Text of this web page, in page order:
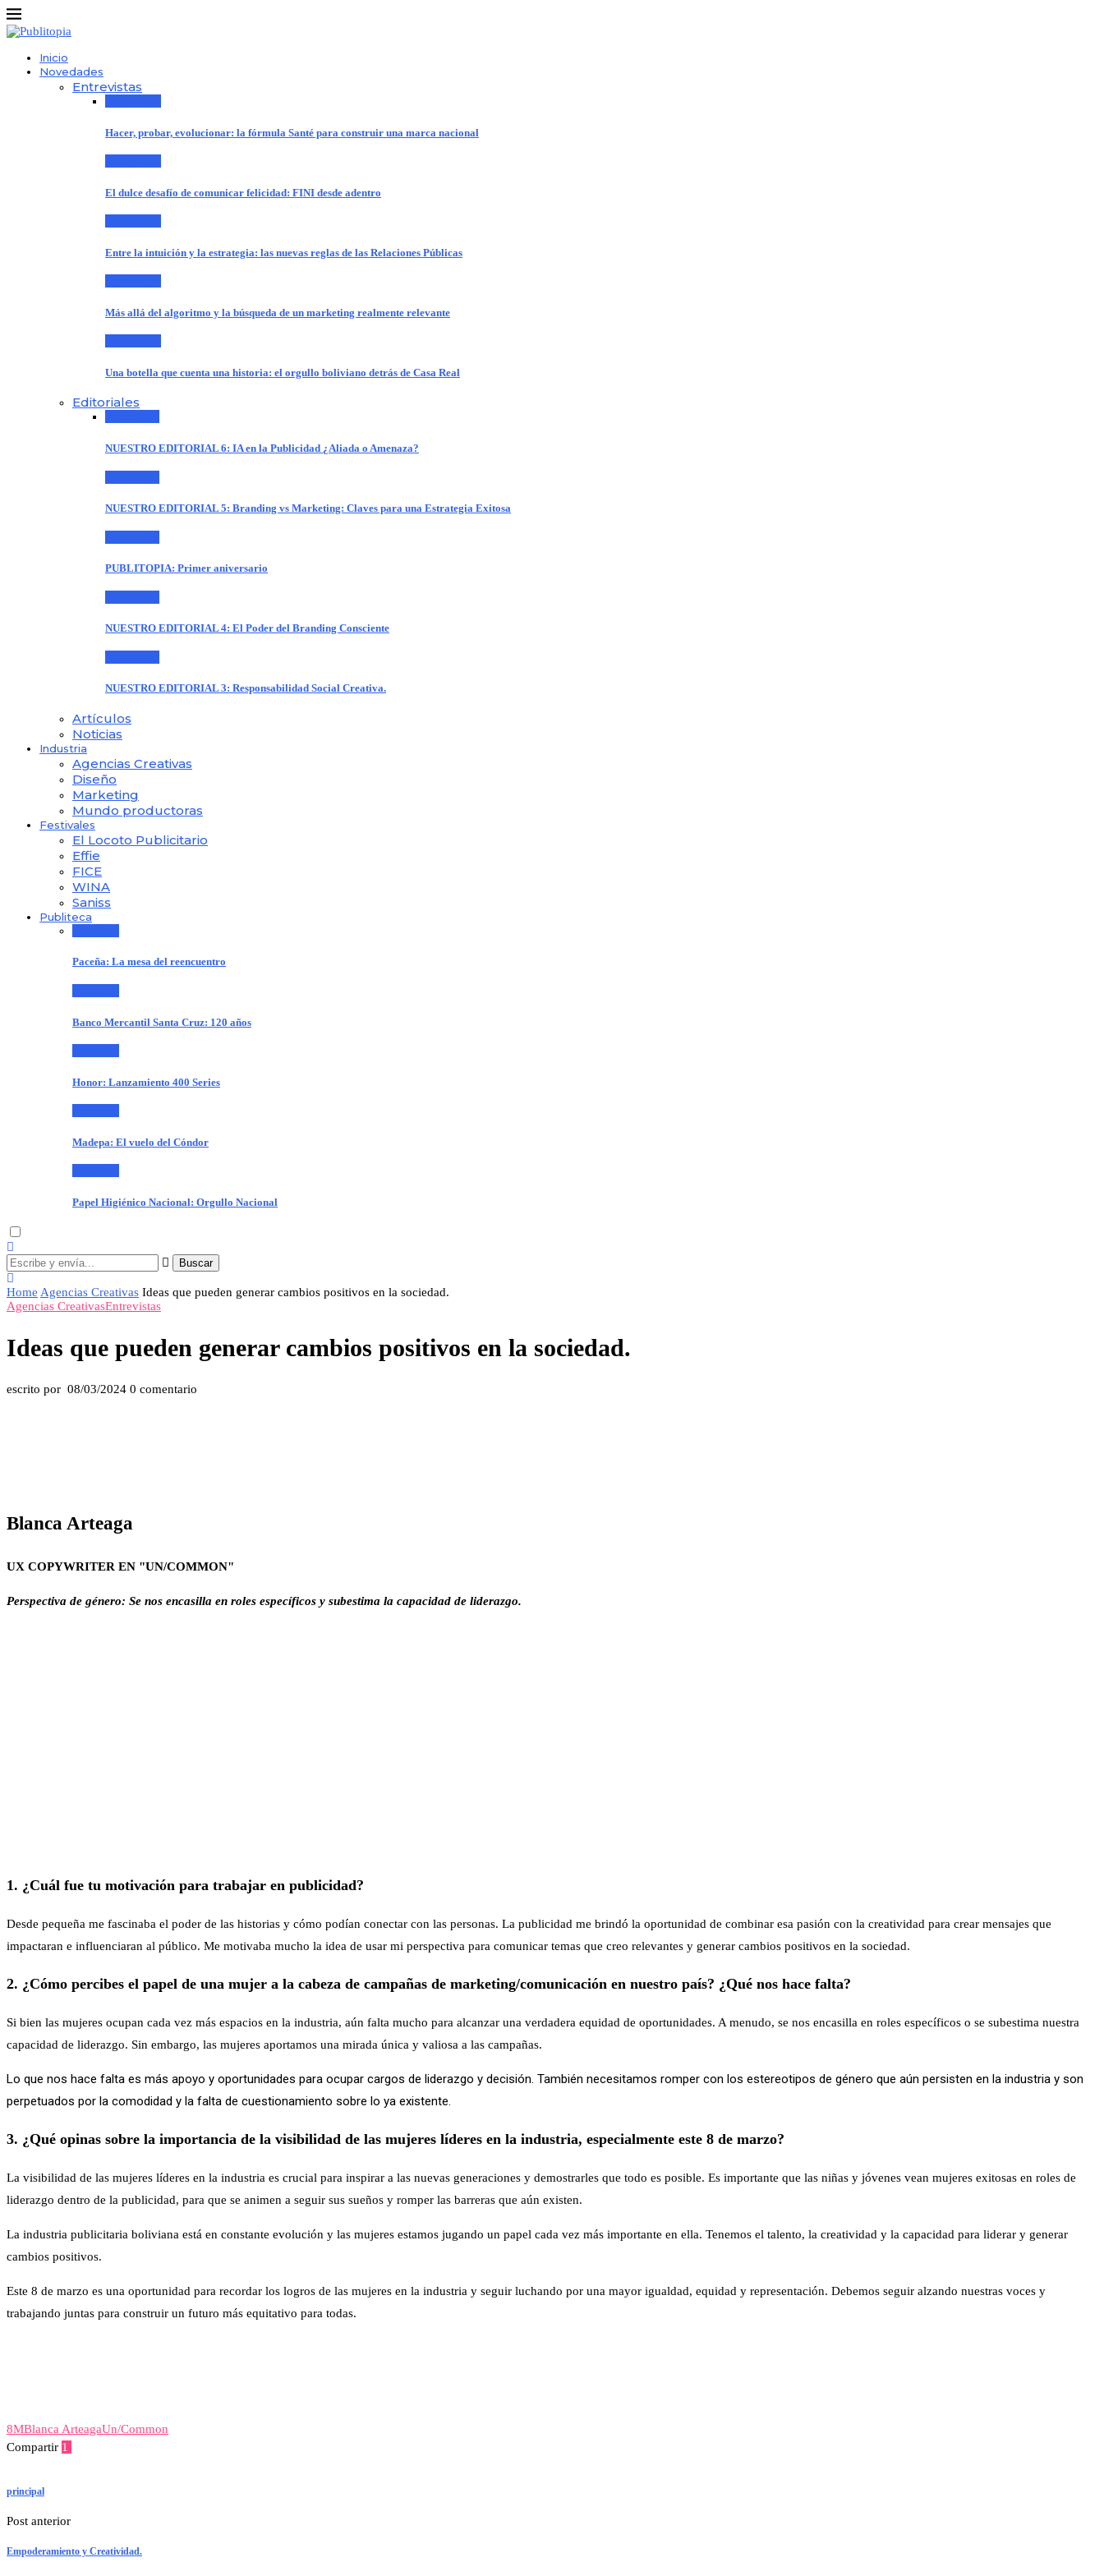
Inicio
Novedades
Entrevistas
Hacer, probar, evolucionar: la fórmula Santé para construir una marca nacional
El dulce desafío de comunicar felicidad: FINI desde adentro
Entre la intuición y la estrategia: las nuevas reglas de las Relaciones Públicas
Más allá del algoritmo y la búsqueda de un marketing realmente relevante
Una botella que cuenta una historia: el orgullo boliviano detrás de Casa Real
Editoriales
NUESTRO EDITORIAL 6: IA en la Publicidad ¿Aliada o Amenaza?
NUESTRO EDITORIAL 5: Branding vs Marketing: Claves para una Estrategia Exitosa
PUBLITOPIA: Primer aniversario
NUESTRO EDITORIAL 4: El Poder del Branding Consciente
NUESTRO EDITORIAL 3: Responsabilidad Social Creativa.
Artículos
Noticias
Industria
Agencias Creativas
Diseño
Marketing
Mundo productoras
Festivales
El Locoto Publicitario
Effie
FICE
WINA
Saniss
Publiteca
Paceña: La mesa del reencuentro
Banco Mercantil Santa Cruz: 120 años
Honor: Lanzamiento 400 Series
Madepa: El vuelo del Cóndor
Papel Higiénico Nacional: Orgullo Nacional
Buscar
Home Agencias Creativas Ideas que pueden generar cambios positivos en la sociedad.
Agencias CreativasEntrevistas
Ideas que pueden generar cambios positivos en la sociedad.
escrito por 08/03/2024 0 comentario
Blanca Arteaga
UX COPYWRITER EN "UN/COMMON"
Perspectiva de género: Se nos encasilla en roles específicos y subestima la capacidad de liderazgo.
1. ¿Cuál fue tu motivación para trabajar en publicidad?
Desde pequeña me fascinaba el poder de las historias y cómo podían conectar con las personas. La publicidad me brindó la oportunidad de combinar esa pasión con la creatividad para crear mensajes que
impactaran e influenciaran al público. Me motivaba mucho la idea de usar mi perspectiva para comunicar temas que creo relevantes y generar cambios positivos en la sociedad.
2. ¿Cómo percibes el papel de una mujer a la cabeza de campañas de marketing/comunicación en nuestro país? ¿Qué nos hace falta?
Si bien las mujeres ocupan cada vez más espacios en la industria, aún falta mucho para alcanzar una verdadera equidad de oportunidades. A menudo, se nos encasilla en roles específicos o se subestima nuestra
capacidad de liderazgo. Sin embargo, las mujeres aportamos una mirada única y valiosa a las campañas.
Lo que nos hace falta es más apoyo y oportunidades para ocupar cargos de liderazgo y decisión. También necesitamos romper con los estereotipos de género que aún persisten en la industria y son
perpetuados por la comodidad y la falta de cuestionamiento sobre lo ya existente.
3. ¿Qué opinas sobre la importancia de la visibilidad de las mujeres líderes en la industria, especialmente este 8 de marzo?
La visibilidad de las mujeres líderes en la industria es crucial para inspirar a las nuevas generaciones y demostrarles que todo es posible. Es importante que las niñas y jóvenes vean mujeres exitosas en roles de
liderazgo dentro de la publicidad, para que se animen a seguir sus sueños y romper las barreras que aún existen.
La industria publicitaria boliviana está en constante evolución y las mujeres estamos jugando un papel cada vez más importante en ella. Tenemos el talento, la creatividad y la capacidad para liderar y generar
cambios positivos.
Este 8 de marzo es una oportunidad para recordar los logros de las mujeres en la industria y seguir luchando por una mayor igualdad, equidad y representación. Debemos seguir alzando nuestras voces y
trabajando juntas para construir un futuro más equitativo para todas.
8MBlanca ArteagaUn/Common
Compartir 1
principal
Post anterior
Empoderamiento y Creatividad.